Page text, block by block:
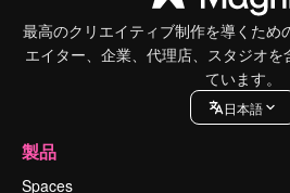
最高のクリエイティブ制作を導くため
エイター、企業、代理店、スタジオ
ています。
日本語
製品
Spaces